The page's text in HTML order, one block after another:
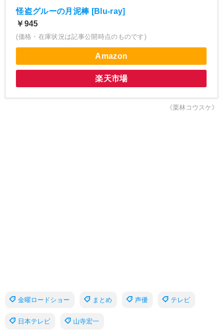
怪盗グルーの月泥棒 [Blu-ray]
￥945
(価格・在庫状況は記事公開時点のものです)
Amazon
楽天市場
《栗林コウスケ》
金曜ロードショー まとめ 声優 テレビ
日本テレビ 山寺宏一